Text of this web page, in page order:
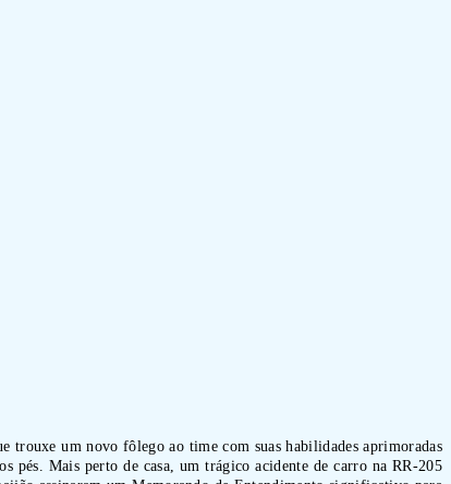
trouxe um novo fôlego ao time com suas habilidades aprimoradas
pés. Mais perto de casa, um trágico acidente de carro na RR-205